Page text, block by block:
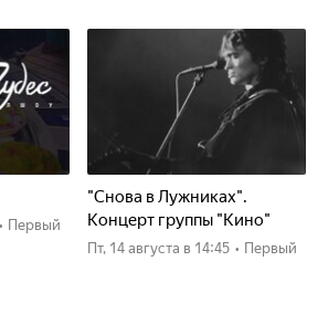
• Первый
"Снова в Лужниках".
Концерт группы "Кино"
пт, 14 августа в 14:45 • Первый